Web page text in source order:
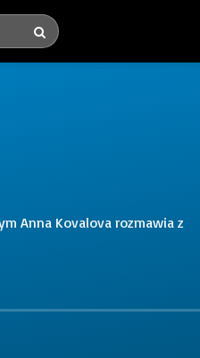
Anna Kovalova rozmawia z